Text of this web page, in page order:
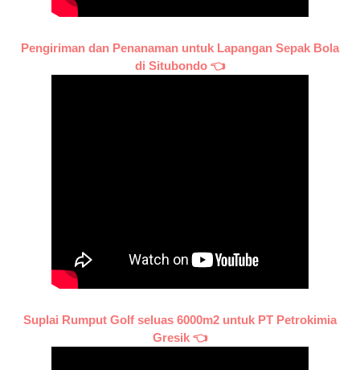
Pengiriman dan Penanaman untuk Lapangan Sepak Bola
di Situbondo 👈
Suplai Rumput Golf seluas 6000m2 untuk PT Petrokimia
Gresik 👈